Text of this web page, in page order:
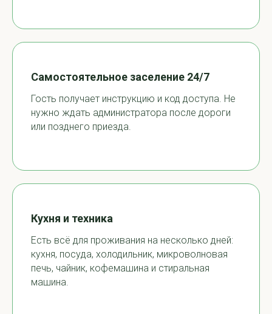
Самостоятельное заселение 24/7
Гость получает инструкцию и код доступа. Не
нужно ждать администратора после дороги
или позднего приезда.
Кухня и техника
Есть всё для проживания на несколько дней:
кухня, посуда, холодильник, микроволновая
печь, чайник, кофемашина и стиральная
машина.